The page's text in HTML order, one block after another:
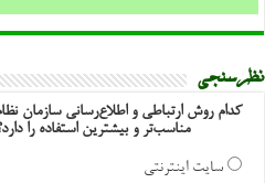
نظرسنجی
کدام روش ارتباطی و اطلاع‌رسانی سازمان
مناسب‌تر و بیشترین استفاده را
سایت اینترنتی